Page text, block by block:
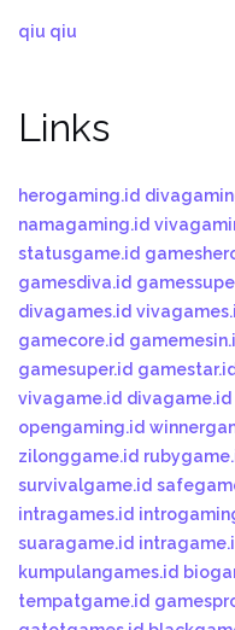
qiu qiu
Links
herogaming.id
namagaming.id
statusgame.id
gamesdiva.id
divagames.id
gamecore.id
gamesuper.id
vivagame.id divagame.id
opengaming.id
zilonggame.id
survivalgame.id
intragames.id
suaragame.id
kumpulangames.id
tempatgame.id